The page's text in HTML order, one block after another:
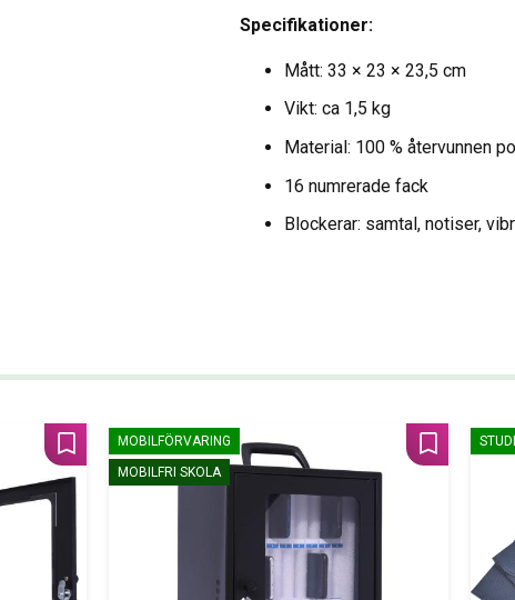
Specifikationer:
Mått: 33 × 23 × 23,5 cm
Vikt: ca 1,5 kg
Material: 100 % återvunnen
16 numrerade fack
Blockerar: samtal, notiser,
Lägg till i favoriter
MOBILFÖRVARING
MOBILFRI SKOLA
Lägg till i